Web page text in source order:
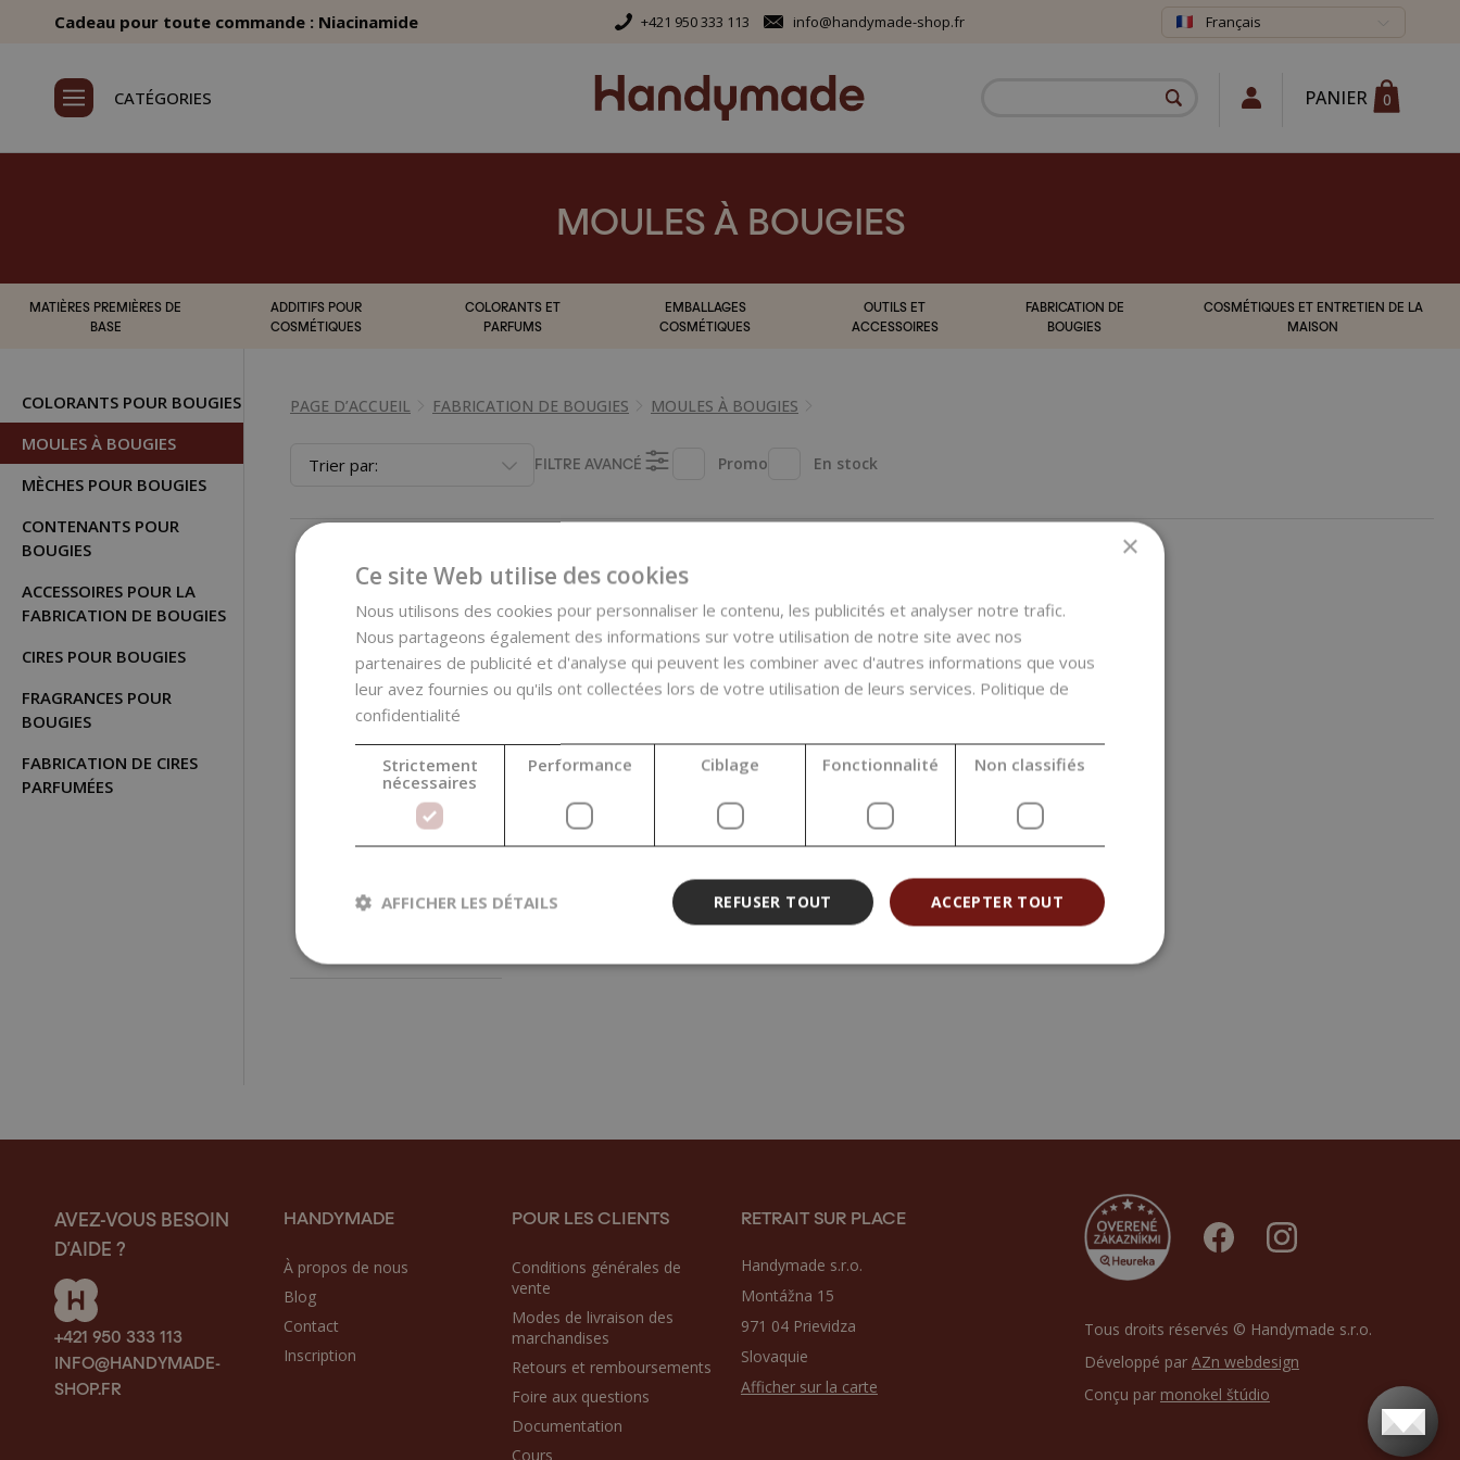
Cadeau pour toute commande : Niacinamide +421 950 333 113 info@handymade-shop.fr Français
CATÉGORIES PANIER 0
MOULES À BOUGIES
MATIÈRES PREMIÈRES DE
BASE
ADDITIFS POUR
COSMÉTIQUES
COLORANTS ET
PARFUMS
EMBALLAGES
COSMÉTIQUES
OUTILS ET
ACCESSOIRES
FABRICATION DE
BOUGIES
COSMÉTIQUES ET ENTRETIEN DE LA
MAISON
COLORANTS POUR BOUGIES
MOULES À BOUGIES
MÈCHES POUR BOUGIES
CONTENANTS POUR
BOUGIES
ACCESSOIRES POUR LA
FABRICATION DE BOUGIES
CIRES POUR BOUGIES
FRAGRANCES POUR
BOUGIES
FABRICATION DE CIRES
PARFUMÉES
PAGE D’ACCUEIL FABRICATION DE BOUGIES MOULES À BOUGIES
Trier par: FILTRE AVANCÉ Promo En stock
Moule en silicone
pour bougies,
colonne avec motif,
12,2 cm
(9,65 € / pcs)
AVEZ-VOUS BESOIN
D’AIDE ?
+421 950 333 113
INFO@HANDYMADE-
SHOP.FR
HANDYMADE
À propos de nous
Blog
Contact
Inscription
POUR LES CLIENTS
Conditions générales de
vente
Modes de livraison des
marchandises
Retours et remboursements
Foire aux questions
Documentation
Cours
RETRAIT SUR PLACE
Handymade s.r.o.
Montážna 15
971 04 Prievidza
Slovaquie
Afficher sur la carte
Tous droits réservés © Handymade s.r.o.
Développé par AZn webdesign
Conçu par monokel štúdio
×
Ce site Web utilise des cookies
Nous utilisons des cookies pour personnaliser le contenu, les publicités et analyser notre trafic.
Nous partageons également des informations sur votre utilisation de notre site avec nos
partenaires de publicité et d'analyse qui peuvent les combiner avec d'autres informations que vous
leur avez fournies ou qu'ils ont collectées lors de votre utilisation de leurs services. Politique de
confidentialité
Strictement
nécessaires
Performance Ciblage Fonctionnalité Non classifiés
ACCEPTER TOUT
REFUSER TOUT
AFFICHER LES DÉTAILS